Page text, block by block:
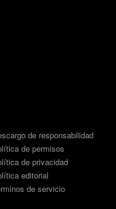
de responsabilidad
de permisos
de privacidad
editorial
de servicio